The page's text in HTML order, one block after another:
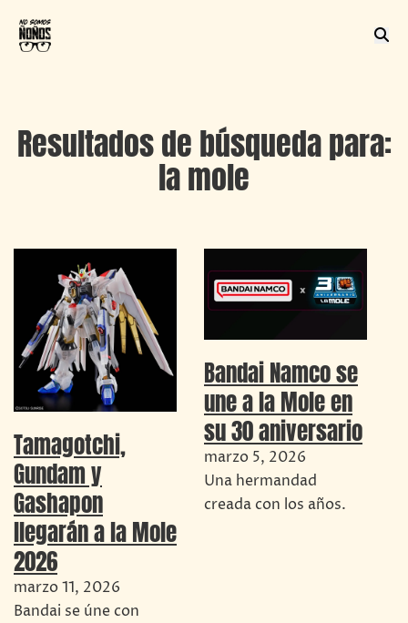
Resultados de búsqueda para:
la mole
Tamagotchi,
Gundam y
Gashapon
llegarán a la Mole
2026
marzo 11, 2026
Bandai se úne con
Bandai Namco se
une a la Mole en
su 30 aniversario
marzo 5, 2026
Una hermandad
creada con los años.